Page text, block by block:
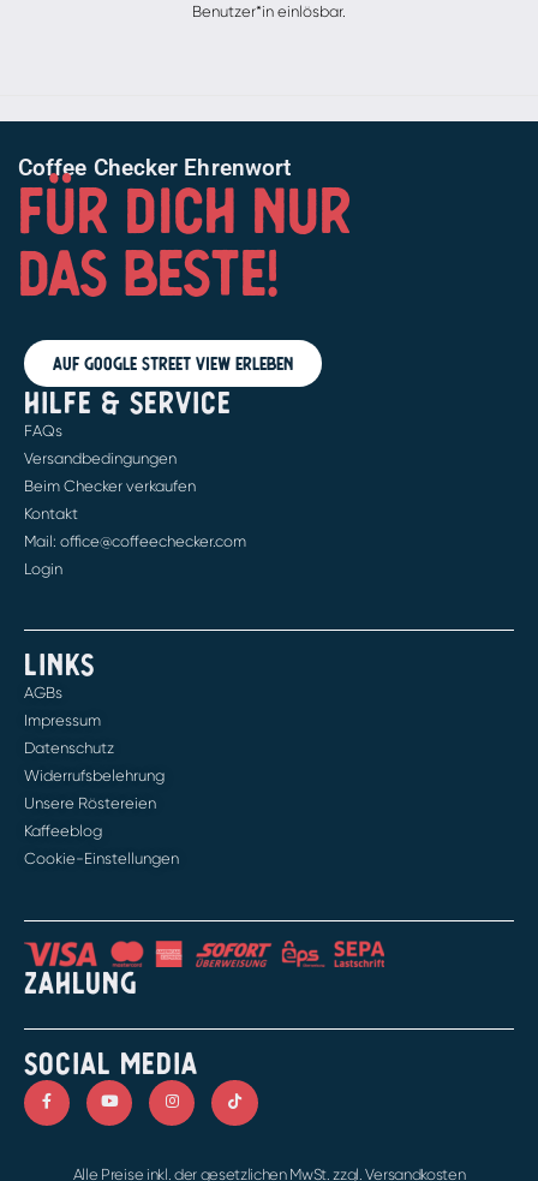
Benutzer*in einlösbar.
Coffee Checker Ehrenwort
FÜR DICH NUR
DAS BESTE!
Auf Google Street View erleben
HILFE & SERVICE
FAQs
Versandbedingungen
Beim Checker verkaufen
Kontakt
Mail: office@coffeechecker.com
Login
LINKS
AGBs
Impressum
Datenschutz
Widerrufsbelehrung
Unsere Röstereien
Kaffeeblog
Cookie-Einstellungen
ZAHLUNG
SOCIAL MEDIA
Alle Preise inkl. der gesetzlichen MwSt. zzgl. Versandkosten